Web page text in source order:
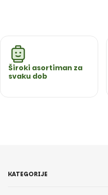
Široki asortiman za
svaku dob
KATEGORIJE